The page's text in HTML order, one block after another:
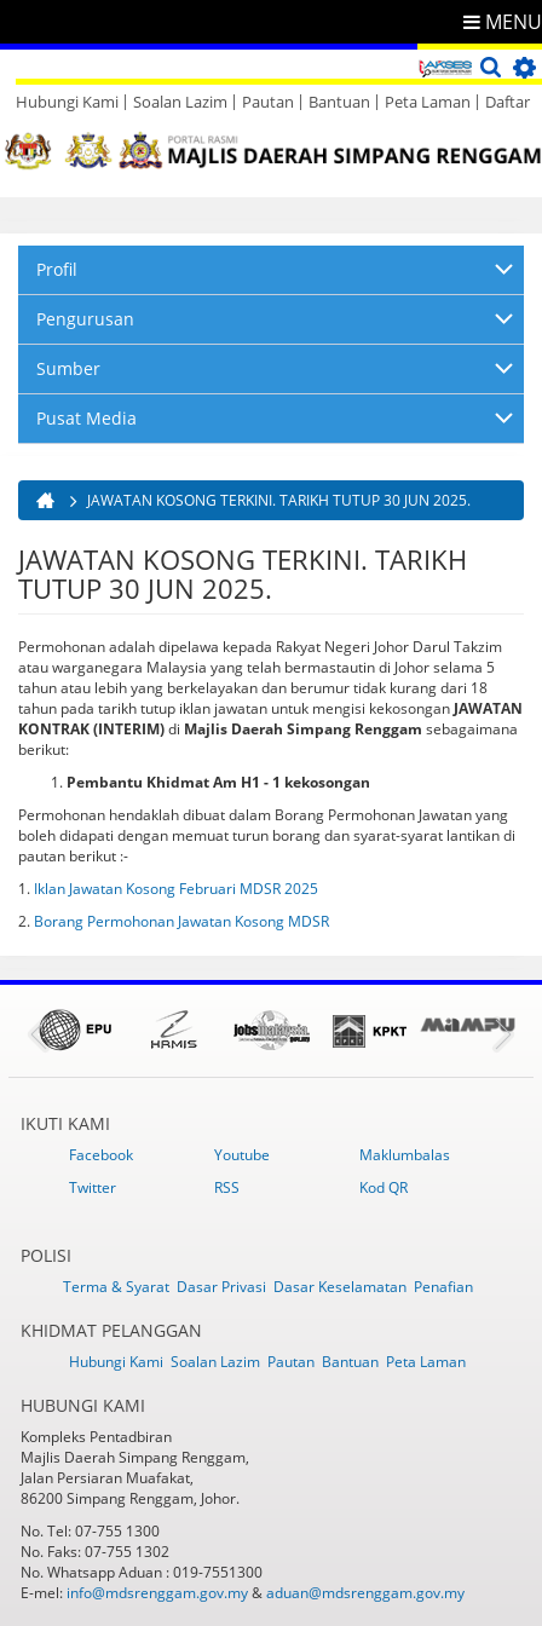
MENU
Hubungi Kami
Direktori
Soalan Lazim Pautan Bantuan Peta Laman Daftar
Profil
Pengurusan
Sumber
Pusat Media
Anda di sini
JAWATAN KOSONG TERKINI. TARIKH TUTUP 30 JUN 2025.
JAWATAN KOSONG TERKINI. TARIKH
TUTUP 30 JUN 2025.
Permohonan adalah dipelawa kepada Rakyat Negeri Johor Darul Takzim
atau warganegara Malaysia yang telah bermastautin di Johor selama 5
tahun atau lebih yang berkelayakan dan berumur tidak kurang dari 18
tahun pada tarikh tutup iklan jawatan untuk mengisi kekosongan JAWATAN
KONTRAK (INTERIM)di Majlis Daerah Simpang Renggam sebagaimana
berikut:
Pembantu Khidmat Am H1 - 1 kekosongan
Permohonan hendaklah dibuat dalam Borang Permohonan Jawatan yang
boleh didapati dengan memuat turun borang dan syarat-syarat lantikan di
pautan berikut :-
1. Iklan Jawatan Kosong Februari MDSR 2025
2. Borang Permohonan Jawatan Kosong MDSR
IKUTI KAMI
Facebook Youtube
Maklumbalas
Twitter
RSS Kod QR
POLISI
Terma & Syarat Dasar Privasi Dasar Keselamatan Penafian
KHIDMAT PELANGGAN
Hubungi Kami Soalan Lazim Pautan Bantuan Peta Laman
HUBUNGI KAMI
Kompleks Pentadbiran
Majlis Daerah Simpang Renggam,
Jalan Persiaran Muafakat,
86200 Simpang Renggam, Johor.
No. Tel: 07-755 1300
No. Faks: 07-755 1302
No. Whatsapp Aduan : 019-7551300
E-mel: info@mdsrenggam.gov.my&aduan@mdsrenggam.gov.my